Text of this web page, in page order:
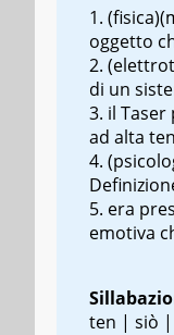
oggetto
di un
il
ad alta
era
emotiva
ten | siò